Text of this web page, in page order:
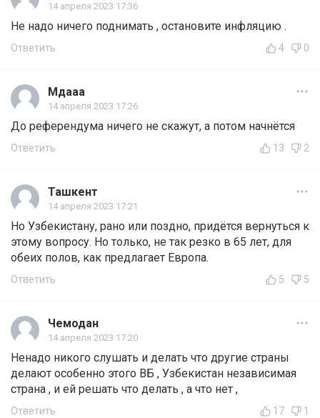
14 апреля 2023 17:36
Не надо ничего поднимать , остановите инфляцию .
Ответить 4 0
Мдааа
14 апреля 2023 17:26
До референдума ничего не скажут, а потом начнётся
Ответить 13 2
Ташкент
14 апреля 2023 17:21
Но Узбекистану, рано или поздно, придётся вернуться к
этому вопросу. Но только, не так резко в 65 лет, для
обеих полов, как предлагает Европа.
Ответить 5 5
Чемодан
14 апреля 2023 17:20
Ненадо никого слушать и делать что другие страны
делают особенно этого ВБ , Узбекистан независимая
страна , и ей решать что делать , а что нет ,
Ответить 17 1